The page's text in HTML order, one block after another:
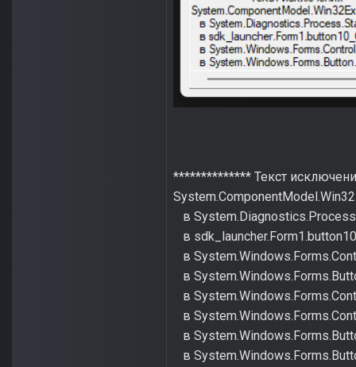
************** Текст
в
в
в
в
в
в
в
в